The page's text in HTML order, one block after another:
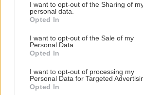
not limited to your visit or usage
grant or deny consent to Google and its
use your data for below specified
consent section.
I want to opt-out of the Sharing of
personal data.
Opted In
I want to opt-out of the Sale of my
Personal Data.
Opted In
I want to opt-out of processing my
Personal Data for Targeted
Opted In